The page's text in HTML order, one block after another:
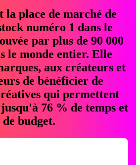
la place de marché de
numéro 1 dans le
par plus de 90 000
le monde entier. Elle
aux créateurs et
de bénéficier de
qui permettent
76 % de temps et
de budget.